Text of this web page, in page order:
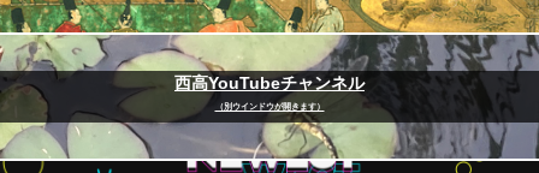
西高YouTubeチャンネル
（別ウインドウが開きます）